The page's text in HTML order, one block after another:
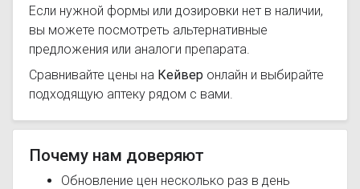
Если нужной формы или дозировки нет в наличии,
вы можете посмотреть альтернативные
предложения или аналоги препарата.
Сравнивайте цены на Кейвер онлайн и выбирайте
подходящую аптеку рядом с вами.
Почему нам доверяют
Обновление цен несколько раз в день